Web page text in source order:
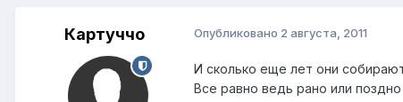
Картуччо Опубликовано 2 августа, 2011
И сколько еще лет они
Все равно ведь рано или